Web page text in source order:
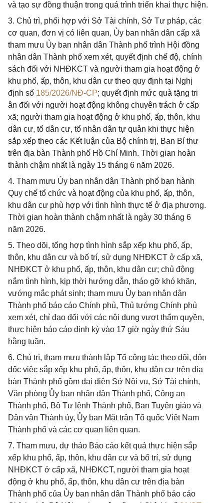
và tạo sự đồng thuận trong quá trình triển khai thực hiện.
3. Chủ trì, phối hợp với Sở Tài chính, Sở Tư pháp, các
cơ quan, đơn vị có liên quan, Ủy ban nhân dân cấp xã
tham mưu Ủy ban nhân dân Thành phố trình Hội đồng
nhân dân Thành phố xem xét, quyết định chế độ, chính
sách đối với NHĐKCT và người tham gia hoạt động ở
khu phố, ấp, thôn, khu dân cư theo quy định tại Nghị
định số 185/2026/NĐ-CP; quyết định mức quà tặng tri
ân đối với người hoạt động không chuyên trách ở cấp
xã; người tham gia hoạt động ở khu phố, ấp, thôn, khu
dân cư, tổ dân cư, tổ nhân dân tự quản khi thực hiện
sắp xếp theo các Kết luận của Bộ chính trị, Ban Bí thư
trên địa bàn Thành phố Hồ Chí Minh. Thời gian hoàn
thành chậm nhất là ngày 15 tháng 6 năm 2026.
4. Tham mưu Ủy ban nhân dân Thành phố ban hành
Quy chế tổ chức và hoạt động của khu phố, ấp, thôn,
khu dân cư phù hợp với tình hình thực tế ở địa phương.
Thời gian hoàn thành chậm nhất là ngày 30 tháng 6
năm 2026.
5. Theo dõi, tổng hợp tình hình sắp xếp khu phố, ấp,
thôn, khu dân cư và bố trí, sử dụng NHĐKCT ở cấp xã,
NHĐKCT ở khu phố, ấp, thôn, khu dân cư; chủ động
nắm tình hình, kịp thời hướng dẫn, tháo gỡ khó khăn,
vướng mắc phát sinh; tham mưu Ủy ban nhân dân
Thành phố báo cáo Chính phủ, Thủ tướng Chính phủ
xem xét, chỉ đạo đối với các nội dung vượt thẩm quyền,
thực hiện báo cáo định kỳ vào 17 giờ ngày thứ Sáu
hằng tuần.
6. Chủ trì, tham mưu thành lập Tổ công tác theo dõi, đôn
đốc việc sắp xếp khu phố, ấp, thôn, khu dân cư trên địa
bàn Thành phố gồm đại diện Sở Nội vụ, Sở Tài chính,
Văn phòng Ủy ban nhân dân Thành phố, Công an
Thành phố, Bộ Tư lệnh Thành phố, Ban Tuyên giáo và
Dân vận Thành ủy, Ủy ban Mặt trận Tổ quốc Việt Nam
Thành phố và các cơ quan liên quan.
7. Tham mưu, dự thảo Báo cáo kết quả thực hiện sắp
xếp khu phố, ấp, thôn, khu dân cư và bố trí, sử dụng
NHĐKCT ở cấp xã, NHĐKCT, người tham gia hoạt
động ở khu phố, ấp, thôn, khu dân cư trên địa bàn
Thành phố của Ủy ban nhân dân Thành phố báo cáo